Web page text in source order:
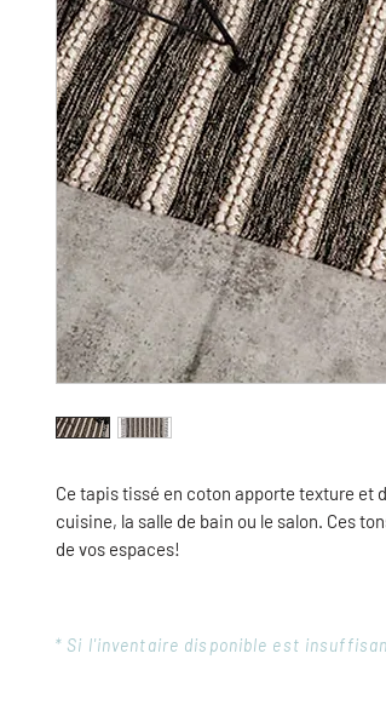
Ce tapis tissé en coton apporte texture et
cuisine, la salle de bain ou le salon. Ces
de vos espaces!
* Si l'inventaire disponible est